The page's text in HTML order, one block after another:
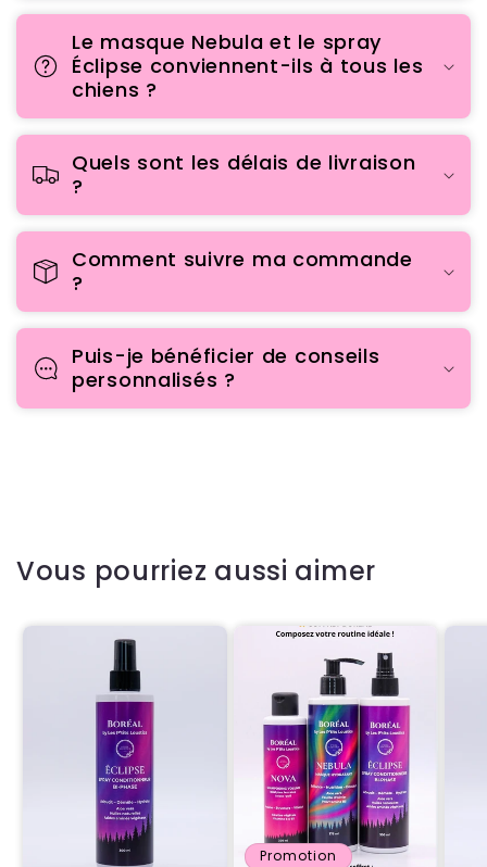
Le masque Nebula et le spray
Éclipse conviennent-ils à tous les
chiens ?
Quels sont les délais de livraison
?
Comment suivre ma commande
?
Puis-je bénéficier de conseils
personnalisés ?
Vous pourriez aussi aimer
Promotion